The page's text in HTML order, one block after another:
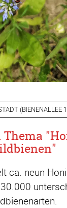
(BIENENALLEE
ca. neun